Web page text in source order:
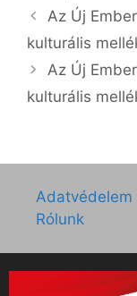
Az Új
kulturális
Az Új
kulturális
Adatvédelem
Rólunk